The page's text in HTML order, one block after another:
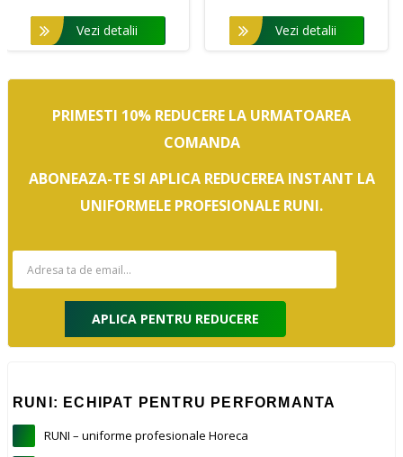
Vezi detalii Vezi detalii
PRIMESTI 10% REDUCERE LA URMATOAREA
COMANDA
ABONEAZA-TE SI APLICA REDUCEREA INSTANT LA
UNIFORMELE PROFESIONALE RUNI.
APLICA PENTRU REDUCERE
RUNI: ECHIPAT PENTRU PERFORMANTA
RUNI – uniforme profesionale Horeca